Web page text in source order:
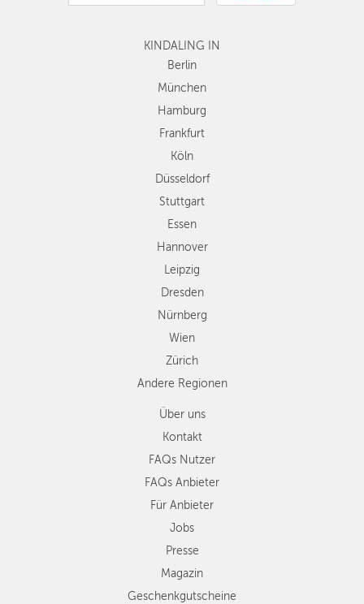
Hamburg
Köln
Düsseldorf
Stuttgart
Essen
Dresden
Nürnberg
Wien
Zürich
Andere
Regionen
KINDALING IN
Berlin
München
Hamburg
Frankfurt
Köln
Düsseldorf
Stuttgart
Essen
Hannover
Leipzig
Dresden
Nürnberg
Wien
Zürich
Andere Regionen
Über uns
Kontakt
FAQs Nutzer
FAQs Anbieter
Für Anbieter
Jobs
Presse
Magazin
Geschenkgutscheine